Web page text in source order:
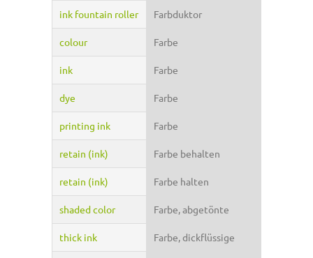
ink fountain roller Farbduktor
colour Farbe
ink Farbe
dye Farbe
printing ink Farbe
retain (ink) Farbe behalten
retain (ink) Farbe halten
shaded color Farbe, abgetönte
thick ink Farbe, dickflüssige